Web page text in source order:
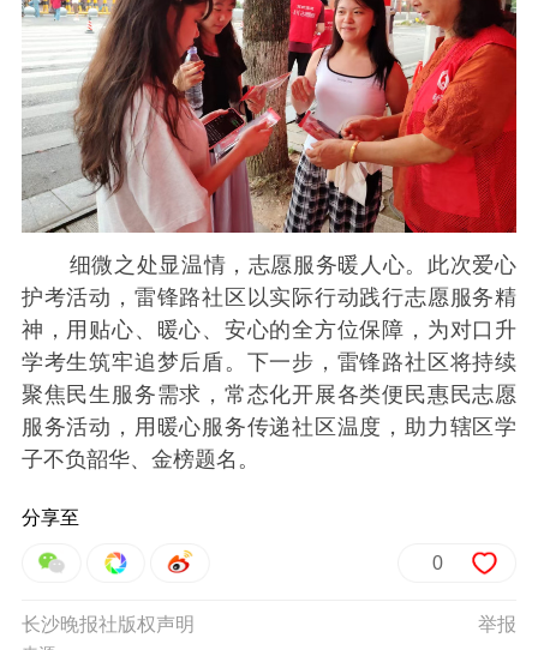
细微之处显温情，志愿服务暖人心。此次爱心
护考活动，雷锋路社区以实际行动践行志愿服务精
神，用贴心、暖心、安心的全方位保障，为对口升
学考生筑牢追梦后盾。下一步，雷锋路社区将持续
聚焦民生服务需求，常态化开展各类便民惠民志愿
服务活动，用暖心服务传递社区温度，助力辖区学
子不负韶华、金榜题名。
分享至
0
举报
长沙晚报社版权声明